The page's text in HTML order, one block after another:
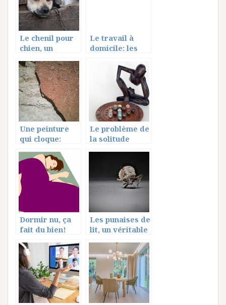
Le chenil pour
chien, un
Le travail à
domicile: les
l’employeur
Une peinture
qui cloque:
arranger ça?
Le problème de
la solitude
première fois
Dormir nu, ça
fait du bien!
Les punaises de
lit, un véritable
les maisons et
les foyers